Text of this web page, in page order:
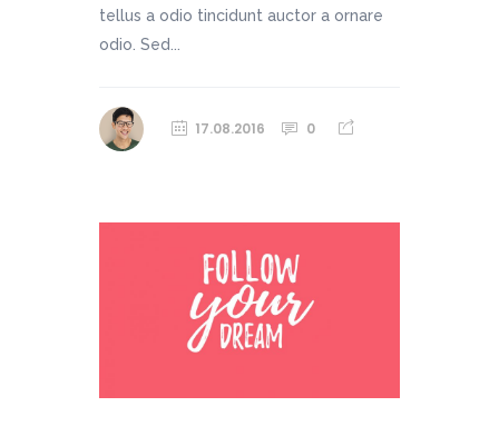
tellus a odio tincidunt auctor a ornare
odio. Sed...
17.08.2016 0